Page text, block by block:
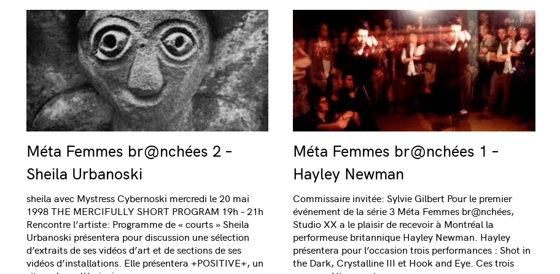
Méta Femmes br@nchées 2 –
Sheila Urbanoski
sheila avec Mystress Cybernoski mercredi le 20 mai
1998 THE MERCIFULLY SHORT PROGRAM 19h – 21h
Rencontre l’artiste: Programme de « courts » Sheila
Urbanoski présentera pour discussion une sélection
d’extraits de ses vidéos d’art et de sections de ses
vidéos d’installations. Elle présentera +POSITIVE+, un
Méta Femmes br@nchées 1 –
Hayley Newman
Commissaire invitée: Sylvie Gilbert Pour le premier
événement de la série 3 Méta Femmes br@nchées,
Studio XX a le plaisir de recevoir à Montréal la
performeuse britannique Hayley Newman. Hayley
présentera pour l’occasion trois performances : Shot in
the Dark, Crystalline III et Hook and Eye. Ces trois